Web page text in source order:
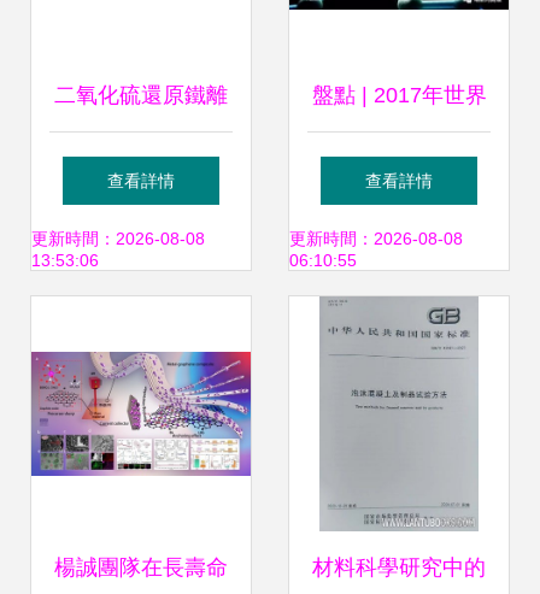
二氧化硫還原鐵離
子實驗探究 分析不
合理的說法
查看詳情
更新時間：2026-08-08
13:53:06
盤點 | 2017年世界
科技發展回顧--新
材料領域 材料科學
查看詳情
更新時間：2026-08-08
06:10:55
楊誠團隊在長壽命 材料科學研究中的